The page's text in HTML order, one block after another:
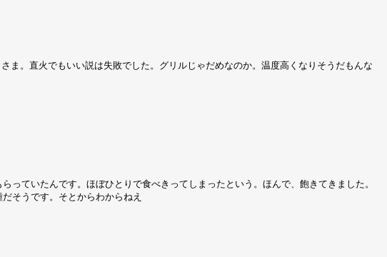
ま。直火でもいい説は失敗でした。グリルじゃだめなのか。温度高くなりそうだもんな
っていたんです。ほぼひとりで食べきってしまったという。ほんで、飽きてきました。
そうです。そとからわからねえ